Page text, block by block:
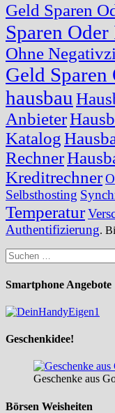
Geld Sparen
Sparen
Ohne
Geld
hausbau
Anbieter
Katalog
Rechner
Kreditrechner
Selbsthosting
Temperatur
Authentifizierung.
Suchen
nach:
Smartphone Angebote
Geschenkidee!
Geschenke aus
Börsen Weisheiten